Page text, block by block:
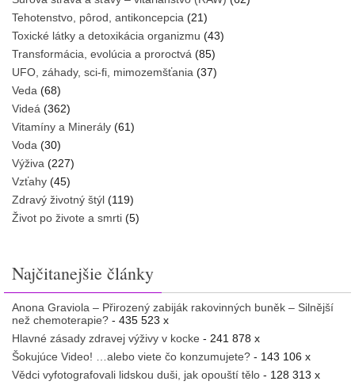
Tehotenstvo, pôrod, antikoncepcia (21)
Toxické látky a detoxikácia organizmu (43)
Transformácia, evolúcia a proroctvá (85)
UFO, záhady, sci-fi, mimozemšťania (37)
Veda (68)
Videá (362)
Vitamíny a Minerály (61)
Voda (30)
Výživa (227)
Vzťahy (45)
Zdravý životný štýl (119)
Život po živote a smrti (5)
Najčitanejšie články
Anona Graviola – Přirozený zabiják rakovinných buněk – Silnější
než chemoterapie? - 435 523 x
Hlavné zásady zdravej výživy v kocke - 241 878 x
Šokujúce Video! …alebo viete čo konzumujete? - 143 106 x
Vědci vyfotografovali lidskou duši, jak opouští tělo - 128 313 x